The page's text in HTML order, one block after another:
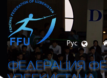
Рус
ФЕДЕРАЦИЯ